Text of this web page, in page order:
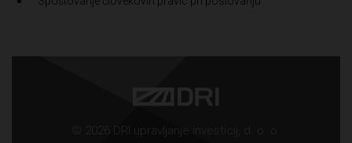
© 2026 DRI upravljanje investicij, d. o. o.